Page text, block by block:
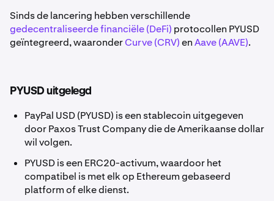
Sinds de lancering hebben verschillende
gedecentraliseerde financiële (DeFi) protocollen PYUSD
geïntegreerd, waaronderCurve (CRV)enAave (AAVE).
PYUSD uitgelegd
PayPal USD (PYUSD) is een stablecoin uitgegeven
door Paxos Trust Company die de Amerikaanse dollar
wil volgen.
PYUSD is een ERC20-activum, waardoor het
compatibel is met elk op Ethereum gebaseerd
platform of elke dienst.